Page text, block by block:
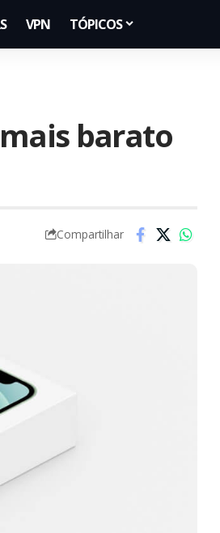
VPN TÓPICOS
barato
Compartilhar